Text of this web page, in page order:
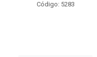
Código: 5283